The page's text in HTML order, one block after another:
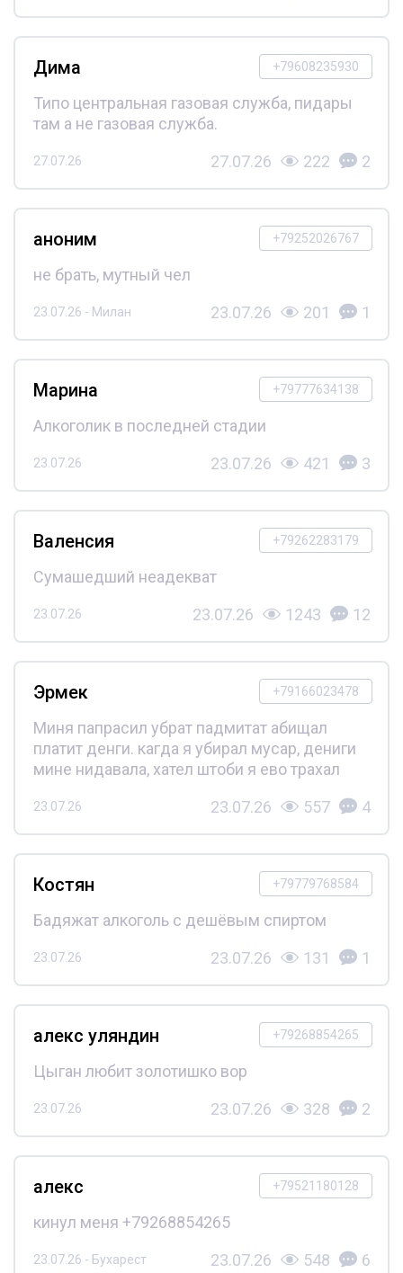
+79608235930
Дима
Типо центральная газовая служба, пидары
там а не газовая служба.
27.07.26 27.07.26 222 2
+79252026767
аноним
не брать, мутный чел
23.07.26 - Милан 23.07.26 201 1
+79777634138
Марина
Алкоголик в последней стадии
23.07.26 23.07.26 421 3
+79262283179
Валенсия
Сумашедший неадекват
23.07.26 23.07.26 1243 12
+79166023478
Эрмек
Миня папрасил убрат падмитат абищал
платит денги. кагда я убирал мусар, дениги
мине нидавала, хател штоби я ево трахал
23.07.26 23.07.26 557 4
+79779768584
Костян
Бадяжат алкоголь с дешёвым спиртом
23.07.26 23.07.26 131 1
+79268854265
алекс уляндин
Цыган любит золотишко вор
23.07.26 23.07.26 328 2
+79521180128
алекс
кинул меня +79268854265
23.07.26 - Бухарест 23.07.26 548 6